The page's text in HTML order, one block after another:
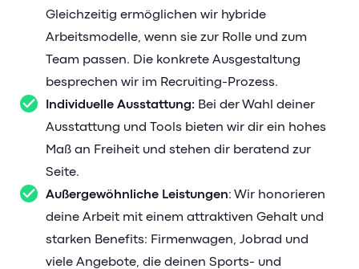
Gleichzeitig ermöglichen wir hybride
Arbeitsmodelle, wenn sie zur Rolle und zum
Team passen. Die konkrete Ausgestaltung
besprechen wir im Recruiting-Prozess.
Individuelle Ausstattung: Bei der Wahl deiner
Ausstattung und Tools bieten wir dir ein hohes
Maß an Freiheit und stehen dir beratend zur
Seite.
Außergewöhnliche Leistungen: Wir honorieren
deine Arbeit mit einem attraktiven Gehalt und
starken Benefits: Firmenwagen, Jobrad und
viele Angebote, die deinen Sports- und